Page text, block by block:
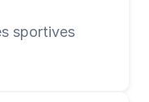
sportives